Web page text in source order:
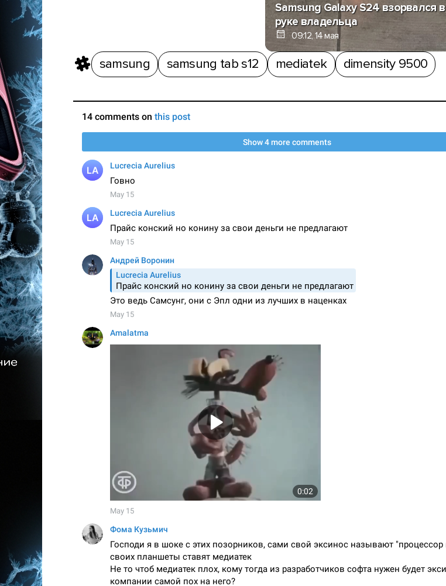
Samsung Galaxy S24 взорвался в
руке владельца
09:12, 14 мая
samsung samsung tab s12 mediatek dimensity 9500